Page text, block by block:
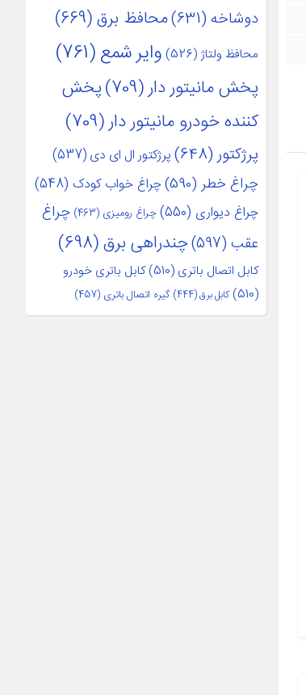
دوشاخه(631) محافظ برق(669)
محافظ ولتاژ(526) وایر شمع(761)
پخش مانیتور دار(709)
پخش
کننده خودرو مانیتور دار(709)
پرژکتور(648) پرژکتور ال ای دی(537)
چراغ خطر(590) چراغ خواب کودک (548)
چراغ دیواری (550) چراغ رومیزی (463)
چراغ
عقب (597) چندراهی برق(698)
کابل اتصال باتری (510)
کابل باتری خودرو
(510)
کابل برق(444) گیره اتصال باتری (457)